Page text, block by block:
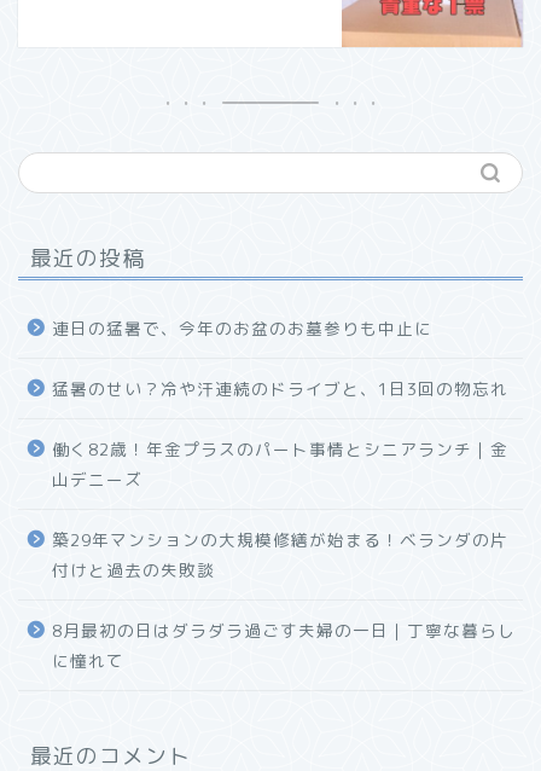
最近の投稿
連日の猛暑で、今年のお盆のお墓参りも中止に
猛暑のせい？冷や汗連続のドライブと、1日3回の物忘れ
働く82歳！年金プラスのパート事情とシニアランチ｜金
山デニーズ
築29年マンションの大規模修繕が始まる！ベランダの片
付けと過去の失敗談
8月最初の日はダラダラ過ごす夫婦の一日｜丁寧な暮らし
に憧れて
最近のコメント